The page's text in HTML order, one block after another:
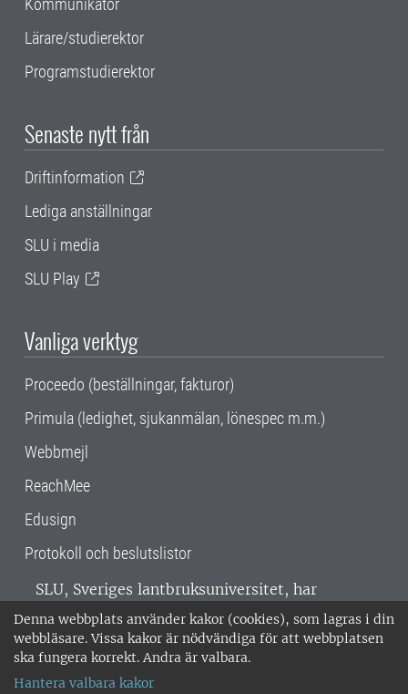
Denna webbplats använder kakor (cookies), som lagras i din
webbläsare. Vissa kakor är nödvändiga för att webbplatsen
ska fungera korrekt. Andra är valbara.
Hantera valbara kakor
Kommunikatör
Lärare/studierektor
Programstudierektor
Senaste nytt från
Driftinformation
Lediga anställningar
SLU i media
SLU Play
Vanliga verktyg
Proceedo (beställningar, fakturor)
Primula (ledighet, sjukanmälan, lönespec m.m.)
Webbmejl
ReachMee
Edusign
Protokoll och beslutslistor
SLU, Sveriges lantbruksuniversitet, har
verksamhet över hela Sverige. Huvudorter är
Alnarp, Uppsala och Umeå.SLU är
miljöcertifierat enligt ISO 14001. •
018-67 10 00 • Org nr: 202100-2817 •